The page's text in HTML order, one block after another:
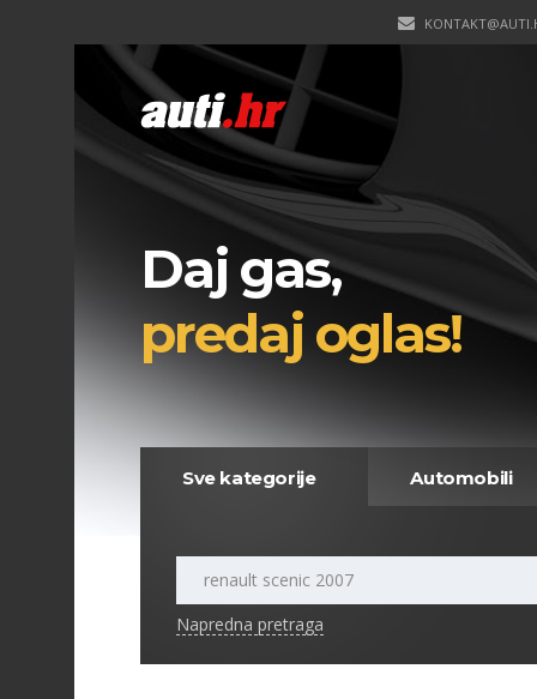
Daj gas,
predaj oglas!
Sve kategorije Automobili
Napredna pretraga